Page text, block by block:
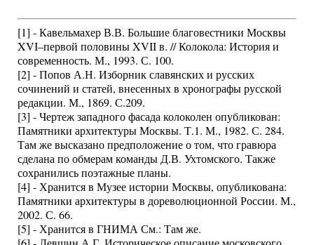
[1] - Кавельмахер В.В. Большие благовестники Москвы
XVI–первой половины XVII в. // Колокола: История и
современность. М., 1993. С. 100.
[2] - Попов А.Н. Изборник славянских и русских
сочинений и статей, внесенных в хронографы русской
редакции. М., 1869. С.209.
[3] - Чертеж западного фасада колоколен опубликован:
Памятники архитектуры Москвы. Т.1. М., 1982. С. 284.
Там же высказано предположение о том, что гравюра
сделана по обмерам команды Д.В. Ухтомского. Также
сохранились поэтажные планы.
[4] - Хранится в Музее истории Москвы, опубликована:
Памятники архитектуры в дореволюционной России. М.,
2002. С. 66.
[5] - Хранится в ГНИМА См.: Там же.